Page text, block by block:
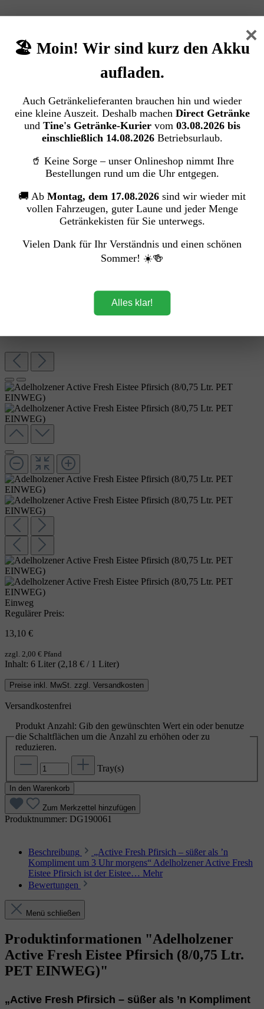
Einweg
Regulärer Preis:
13,10 €
zzgl. 2,00 € Pfand
Inhalt: 6 Liter (2,18 € / 1 Liter)
Preise inkl. MwSt. zzgl. Versandkosten
Versandkostenfrei
Produkt Anzahl: Gib den gewünschten Wert ein oder benutze
die Schaltflächen um die Anzahl zu erhöhen oder zu
reduzieren.
Tray(s)
In den Warenkorb
Zum Merkzettel hinzufügen
Produktnummer: DG190061
Beschreibung
„Active Fresh Pfirsich – süßer als ’n
Kompliment um 3 Uhr morgens“ Adelholzener Active Fresh
Eistee Pfirsich ist der Eistee… Mehr
Bewertungen
Menü schließen
Produktinformationen "Adelholzener
Active Fresh Eistee Pfirsich (8/0,75 Ltr.
PET EINWEG)"
„Active Fresh Pfirsich – süßer als ’n Kompliment
×
🏖️ Moin! Wir sind kurz den Akku
aufladen.
Auch Getränkelieferanten brauchen hin und wieder
eine kleine Auszeit. Deshalb machen Direct Getränke
und Tine's Getränke-Kuriervom 03.08.2026 bis
einschließlich 14.08.2026Betriebsurlaub.
🥤 Keine Sorge – unser Onlineshop nimmt Ihre
Bestellungen rund um die Uhr entgegen.
🚚 Ab Montag, dem 17.08.2026 sind wir wieder mit
vollen Fahrzeugen, guter Laune und jeder Menge
Getränkekisten für Sie unterwegs.
Vielen Dank für Ihr Verständnis und einen schönen
Sommer! ☀️🍻
Alles klar!